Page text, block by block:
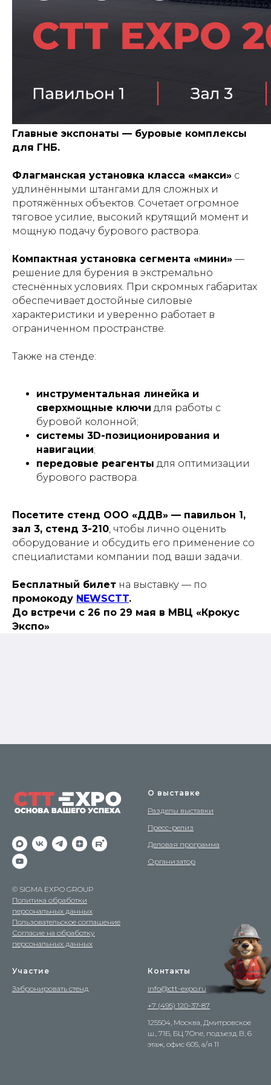
Главные экспонаты — буровые комплексы
для ГНБ.
Флагманская установка класса «макси» с
удлинёнными штангами для сложных и
протяжённых объектов. Сочетает огромное
тяговое усилие, высокий крутящий момент и
мощную подачу бурового раствора.
Компактная установка сегмента «мини» —
решение для бурения в экстремально
стеснённых условиях. При скромных габаритах
обеспечивает достойные силовые
характеристики и уверенно работает в
ограниченном пространстве.
Также на стенде:
инструментальная линейка и
сверхмощные ключи для работы с
буровой колонной;
системы 3D-позиционирования и
навигации;
передовые реагенты для оптимизации
бурового раствора.
Посетите стенд ООО «ДДВ» — павильон 1,
зал 3, стенд 3-210, чтобы лично оценить
оборудование и обсудить его применение со
специалистами компании под ваши задачи.
Бесплатный билет на выставку — по
промокоду NEWSCTT.
До встречи с 26 по 29 мая в МВЦ «Крокус
Экспо»
© SIGMA EXPO GROUP
Политика обработки
персональных данных
Пользовательское соглашение
Согласие на обработку
персональных данных
О выставке
Разделы выставки
Пресс-релиз
Деловая программа
Организатор
Участие
Забронировать стенд
Контакты
info@ctt-expo.ru
+7 (495) 120-37-87
125504, Москва, Дмитровское
ш., 71Б, БЦ 7One, подъезд В, 6
этаж, офис 605, а/я 11